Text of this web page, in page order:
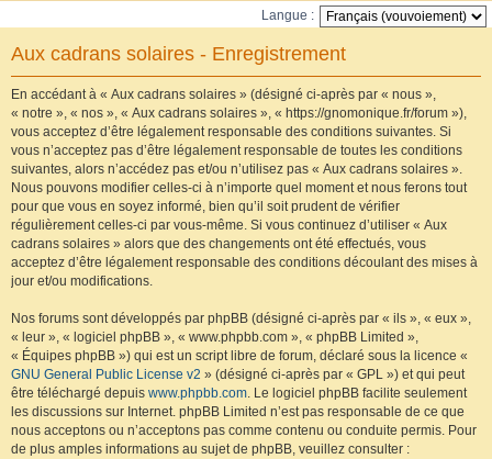
e
Langue :
Aux cadrans solaires - Enregistrement
En accédant à « Aux cadrans solaires » (désigné ci-après par « nous »,
« notre », « nos », « Aux cadrans solaires », « https://gnomonique.fr/forum »),
vous acceptez d’être légalement responsable des conditions suivantes. Si
vous n’acceptez pas d’être légalement responsable de toutes les conditions
suivantes, alors n’accédez pas et/ou n’utilisez pas « Aux cadrans solaires ».
Nous pouvons modifier celles-ci à n’importe quel moment et nous ferons tout
pour que vous en soyez informé, bien qu’il soit prudent de vérifier
régulièrement celles-ci par vous-même. Si vous continuez d’utiliser « Aux
cadrans solaires » alors que des changements ont été effectués, vous
acceptez d’être légalement responsable des conditions découlant des mises à
jour et/ou modifications.
Nos forums sont développés par phpBB (désigné ci-après par « ils », « eux »,
« leur », « logiciel phpBB », « www.phpbb.com », « phpBB Limited »,
« Équipes phpBB ») qui est un script libre de forum, déclaré sous la licence «
GNU General Public License v2 » (désigné ci-après par « GPL ») et qui peut
être téléchargé depuis www.phpbb.com. Le logiciel phpBB facilite seulement
les discussions sur Internet. phpBB Limited n’est pas responsable de ce que
nous acceptons ou n’acceptons pas comme contenu ou conduite permis. Pour
de plus amples informations au sujet de phpBB, veuillez consulter :